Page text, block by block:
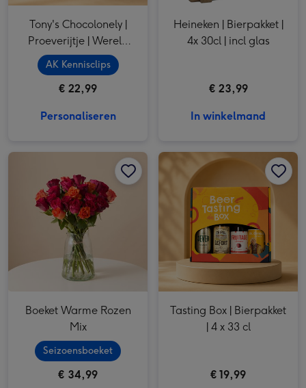
Tony's Chocolonely |
Proeverijtje | Wereld
aan je voeten
AK Kennisclips
€ 22,99
Personaliseren
Heineken | Bierpakket |
4x 30cl | incl glas
€ 23,99
In winkelmand
Boeket Warme Rozen Mix afbeelding 2
Boeket Warme Rozen
Mix
Seizoensboeket
€ 34,99
Tasting Box | Bierpakket
| 4 x 33 cl
€ 19,99